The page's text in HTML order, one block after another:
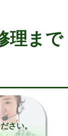
理まで
さい。